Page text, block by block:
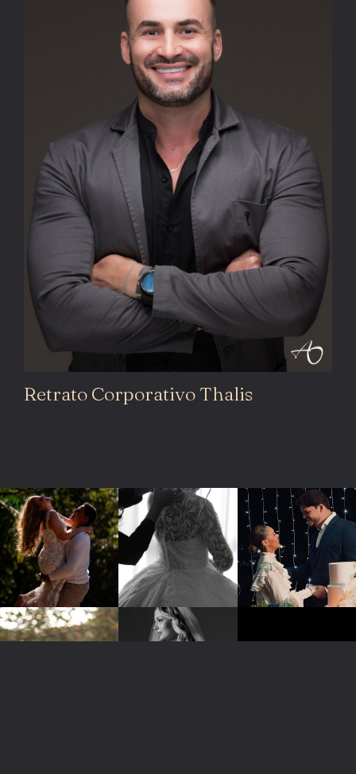
Retrato Corporativo Thalis